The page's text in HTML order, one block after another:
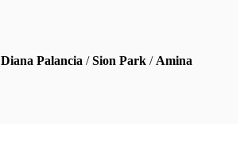
Diana Palancia /Sion Park /Amina